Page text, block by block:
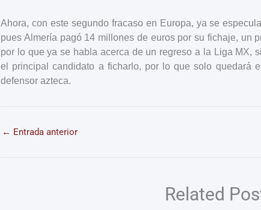
Ahora, con este segundo fracaso en Europa, ya se
pues Almería pagó 14 millones de euros por su fichaje, un
por lo que ya se habla acerca de un regreso a la Liga MX,
el principal candidato a ficharlo, por lo que solo quedará
defensor azteca.
← Entrada anterior
Related